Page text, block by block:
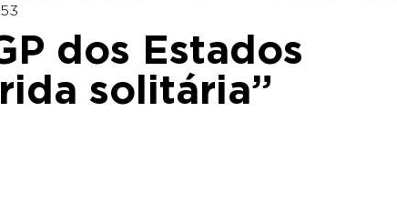
dos Estados
solitária”